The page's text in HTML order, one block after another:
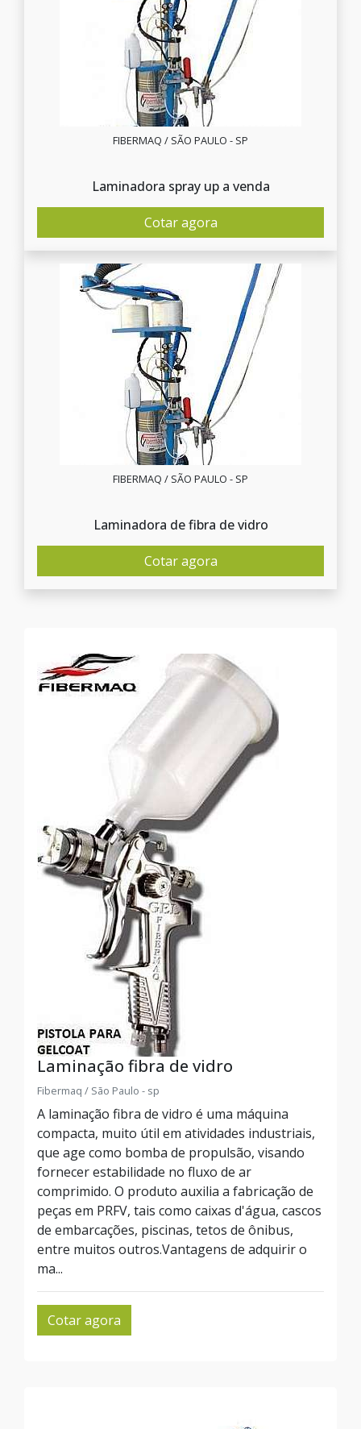
FIBERMAQ / SÃO PAULO - SP
Laminadora spray up a venda
Cotar agora
FIBERMAQ / SÃO PAULO - SP
Laminadora de fibra de vidro
Cotar agora
Laminação fibra de vidro
Fibermaq / São Paulo - sp
A laminação fibra de vidro é uma máquina
compacta, muito útil em atividades industriais,
que age como bomba de propulsão, visando
fornecer estabilidade no fluxo de ar
comprimido. O produto auxilia a fabricação de
peças em PRFV, tais como caixas d'água, cascos
de embarcações, piscinas, tetos de ônibus,
entre muitos outros.Vantagens de adquirir o
ma...
Cotar agora